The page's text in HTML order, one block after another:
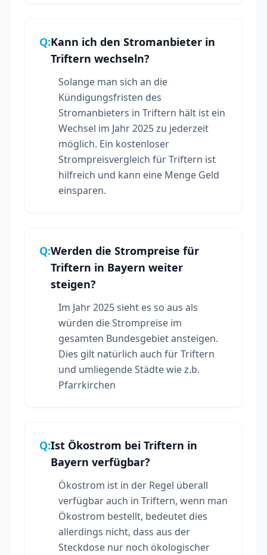
Q:Kann ich den Stromanbieter in
Triftern wechseln?
Solange man sich an die
Kündigungsfristen des
Stromanbieters in Triftern hält ist ein
Wechsel im Jahr 2025 zu jederzeit
möglich. Ein kostenloser
Strompreisvergleich für Triftern ist
hilfreich und kann eine Menge Geld
einsparen.
Q:Werden die Strompreise für
Triftern in Bayern weiter
steigen?
Im Jahr 2025 sieht es so aus als
würden die Strompreise im
gesamten Bundesgebiet ansteigen.
Dies gilt natürlich auch für Triftern
und umliegende Städte wie z.b.
Pfarrkirchen
Q:Ist Ökostrom bei Triftern in
Bayern verfügbar?
Ökostrom ist in der Regel überall
verfügbar auch in Triftern, wenn man
Ökostrom bestellt, bedeutet dies
allerdings nicht, dass aus der
Steckdose nur noch ökologischer